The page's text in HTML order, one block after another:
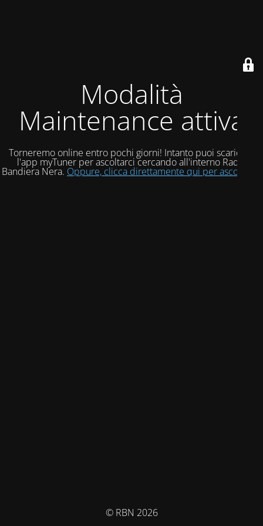
Modalità
Maintenance attiva
Torneremo online entro pochi giorni! Intanto puoi scaricare
l'app myTuner per ascoltarci cercando all'interno Radio
Bandiera Nera. Oppure, clicca direttamente qui per ascoltarci!
© RBN 2026